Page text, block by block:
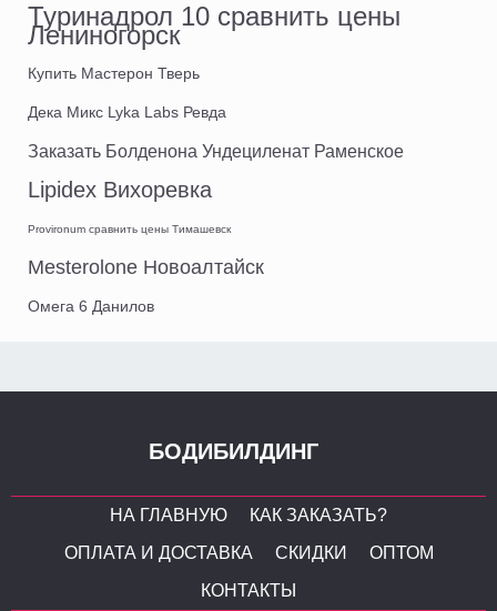
Туринадрол 10 сравнить цены
Лениногорск
Купить Мастерон Тверь
Дека Микс Lyka Labs Ревда
Заказать Болденона Ундециленат Раменское
Lipidex Вихоревка
Provironum сравнить цены Тимашевск
Mesterolone Новоалтайск
Омега 6 Данилов
БОДИБИЛДИНГ
НА ГЛАВНУЮ
КАК ЗАКАЗАТЬ?
ОПЛАТА И ДОСТАВКА
СКИДКИ
ОПТОМ
КОНТАКТЫ